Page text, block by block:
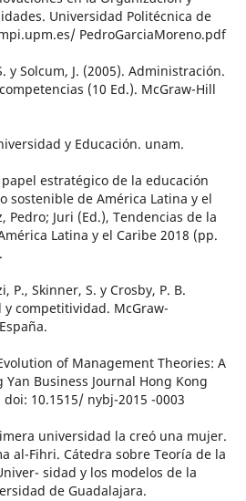
Universidad Politécnica de
PedroGarciaMoreno.pdf
y Solcum, J. (2005). Administración.
(10 Ed.). McGraw-Hill
y Educación. unam.
estratégico de la educación
sostenible de América Latina y el
Pedro; Juri (Ed.), Tendencias de la
Latina y el Caribe 2018 (pp.
P., Skinner, S. y Crosby, P. B.
y competitividad. McGraw-
of Management Theories: A
Business Journal Hong Kong
10.1515/ nybj-2015 -0003
universidad la creó una mujer.
al-Fihri. Cátedra sobre Teoría de la
sidad y los modelos de la
de Guadalajara.